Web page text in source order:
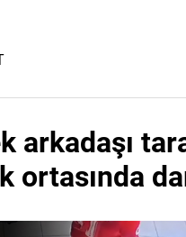
arkadaşı
ortasında